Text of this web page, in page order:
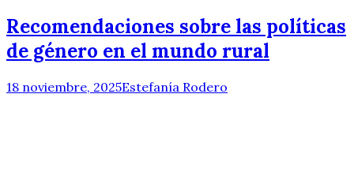
Recomendaciones sobre las políticas
de género en el mundo rural
18 noviembre, 2025Estefanía Rodero